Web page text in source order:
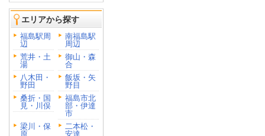
エリアから探す
福島駅周
辺
南福島駅
周辺
荒井・土
湯
御山・森
合
八木田・
野田
飯坂・矢
野目
桑折・国
見・川俣
福島市北
部・伊達
市
梁川・保
原
二本松・
安達